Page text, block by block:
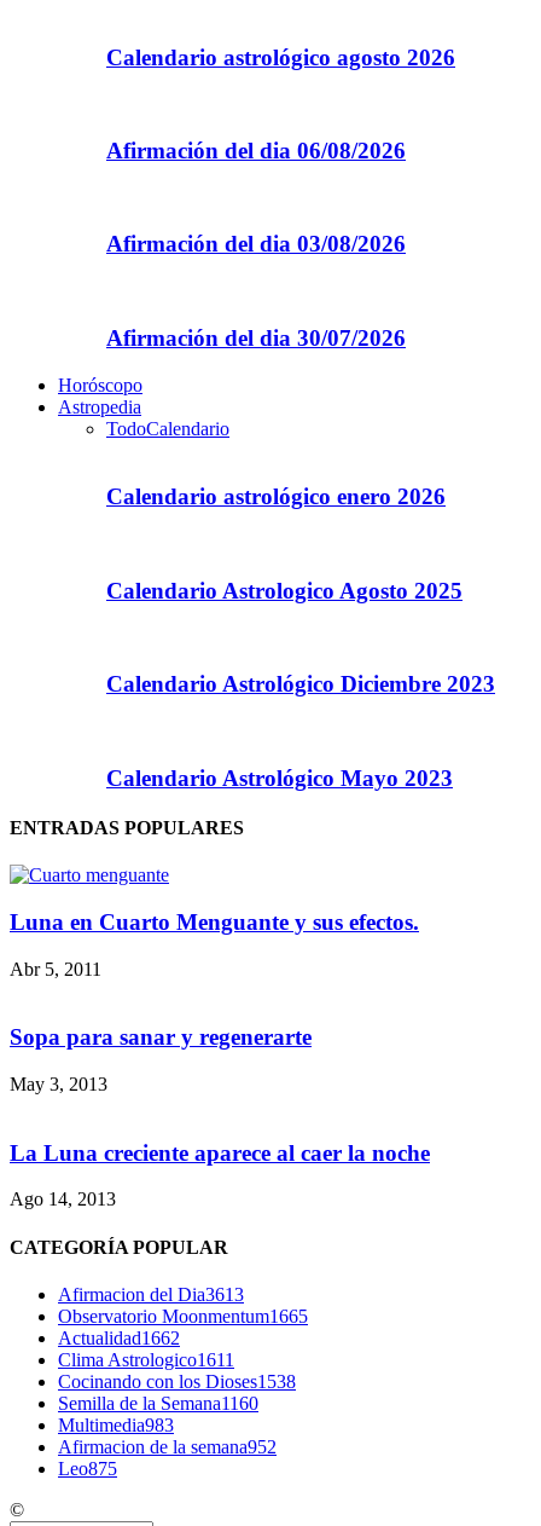
Calendario astrológico agosto 2026
Afirmación del dia 06/08/2026
Afirmación del dia 03/08/2026
Afirmación del dia 30/07/2026
Horóscopo
Astropedia
TodoCalendario
Calendario astrológico enero 2026
Calendario Astrologico Agosto 2025
Calendario Astrológico Diciembre 2023
Calendario Astrológico Mayo 2023
ENTRADAS POPULARES
Luna en Cuarto Menguante y sus efectos.
Abr 5, 2011
Sopa para sanar y regenerarte
May 3, 2013
La Luna creciente aparece al caer la noche
Ago 14, 2013
CATEGORÍA POPULAR
Afirmacion del Dia3613
Observatorio Moonmentum1665
Actualidad1662
Clima Astrologico1611
Cocinando con los Dioses1538
Semilla de la Semana1160
Multimedia983
Afirmacion de la semana952
Leo875
©